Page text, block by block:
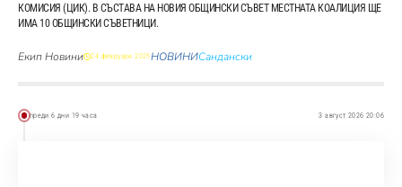
КОМИСИЯ (ЦИК). В СЪСТАВА НА НОВИЯ ОБЩИНСКИ СЪВЕТ МЕСТНАТА КОАЛИЦИЯ ЩЕ
ИМА 10 ОБЩИНСКИ СЪВЕТНИЦИ.
Екип Новини 24 февруари 2025НОВИНИСандански
преди 6 дни 19 часа 3 август 2026 20:06